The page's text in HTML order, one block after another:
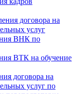
договора на
услуг
ВНК по
ВТК на обучение
договора на
услуг по